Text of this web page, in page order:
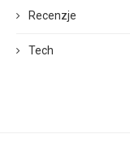
Recenzje
Tech